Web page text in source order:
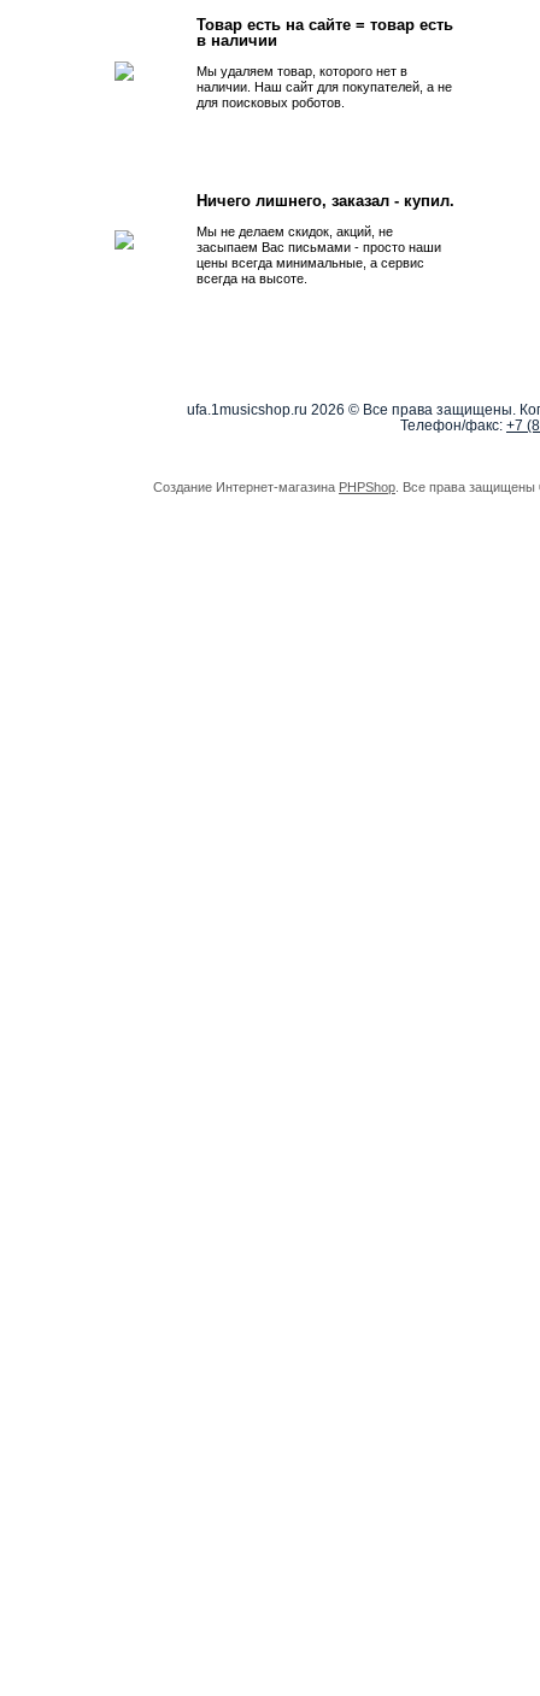
Товар есть на сайте = товар есть
в наличии
Мы удаляем товар, которого нет в
наличии. Наш сайт для покупателей, а не
для поисковых роботов.
Ничего лишнего, заказал - купил.
Мы не делаем скидок, акций, не
засыпаем Вас письмами - просто наши
цены всегда минимальные, а сервис
всегда на высоте.
ufa.1musicshop.ru 2026 © Все права защищены.
Телефон/факс: +7
Создание Интернет-магазина PHPShop . Все права защищены